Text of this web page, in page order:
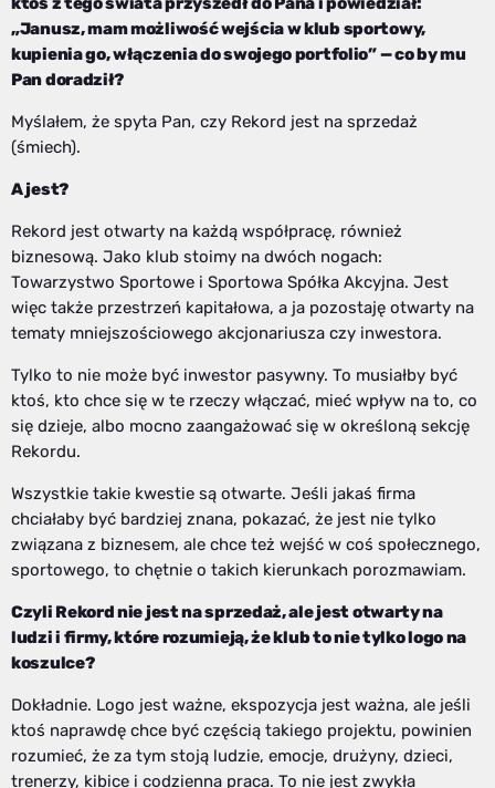
„Janusz, mam możliwość wejścia w klub sportowy,
kupienia go, włączenia do swojego portfolio” — co by mu
Pan doradził?
Myślałem, że spyta Pan, czy Rekord jest na sprzedaż
(śmiech).
A jest?
Rekord jest otwarty na każdą współpracę, również
biznesową. Jako klub stoimy na dwóch nogach:
Towarzystwo Sportowe i Sportowa Spółka Akcyjna. Jest
więc także przestrzeń kapitałowa, a ja pozostaję otwarty na
tematy mniejszościowego akcjonariusza czy inwestora.
Tylko to nie może być inwestor pasywny. To musiałby być
ktoś, kto chce się w te rzeczy włączać, mieć wpływ na to, co
się dzieje, albo mocno zaangażować się w określoną sekcję
Rekordu.
Wszystkie takie kwestie są otwarte. Jeśli jakaś firma
chciałaby być bardziej znana, pokazać, że jest nie tylko
związana z biznesem, ale chce też wejść w coś społecznego,
sportowego, to chętnie o takich kierunkach porozmawiam.
Czyli Rekord nie jest na sprzedaż, ale jest otwarty na
ludzi i firmy, które rozumieją, że klub to nie tylko logo na
koszulce?
Dokładnie. Logo jest ważne, ekspozycja jest ważna, ale jeśli
ktoś naprawdę chce być częścią takiego projektu, powinien
rozumieć, że za tym stoją ludzie, emocje, drużyny, dzieci,
trenerzy, kibice i codzienna praca. To nie jest zwykła